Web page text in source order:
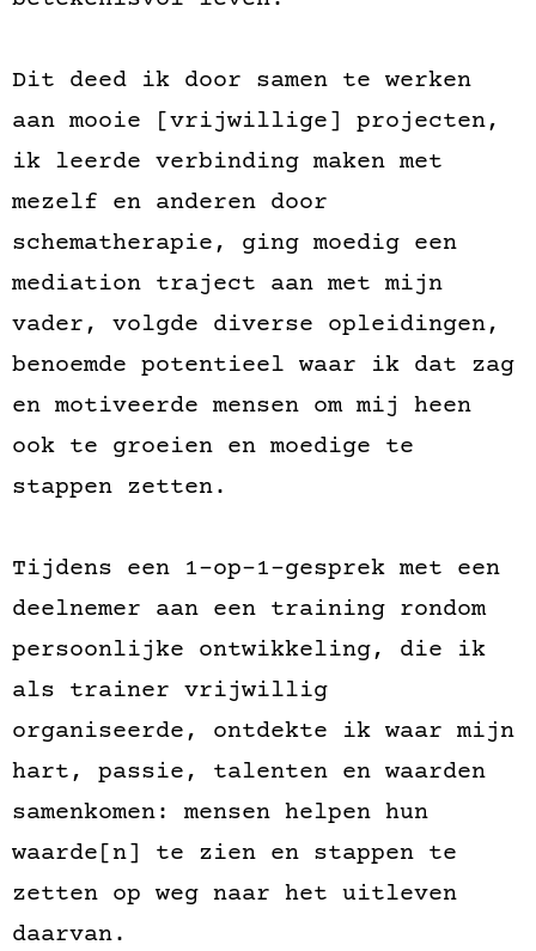
Dit deed ik door samen te werken
aan mooie [vrijwillige] projecten,
ik leerde verbinding maken met
mezelf en anderen door
schematherapie, ging moedig een
mediation traject aan met mijn
vader, volgde diverse opleidingen,
benoemde potentieel waar ik dat zag
en motiveerde mensen om mij heen
ook te groeien en moedige te
stappen zetten.
Tijdens een 1-op-1-gesprek met een
deelnemer aan een training rondom
persoonlijke ontwikkeling, die ik
als trainer vrijwillig
organiseerde, ontdekte ik waar mijn
hart, passie, talenten en waarden
samenkomen: mensen helpen hun
waarde[n] te zien en stappen te
zetten op weg naar het uitleven
daarvan.